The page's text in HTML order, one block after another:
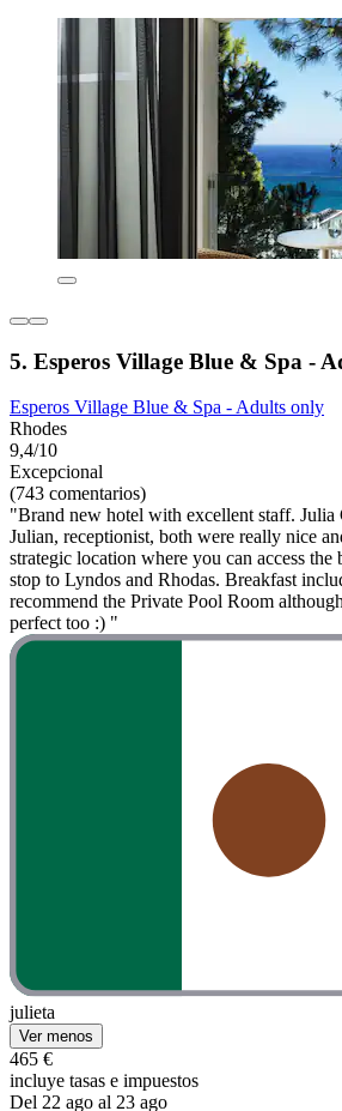
5. Esperos Village Blue & Spa -
Esperos Village Blue & Spa - Adults only
Rhodes
9,4/10
Excepcional
(743 comentarios)
"Brand new hotel with excellent staff. Julia
Julian, receptionist, both were really nice
strategic location where you can access the
stop to Lyndos and Rhodas. Breakfast
recommend the Private Pool Room
perfect too :) "
julieta
Ver menos
465 €
incluye tasas e impuestos
Del 22 ago al 23 ago